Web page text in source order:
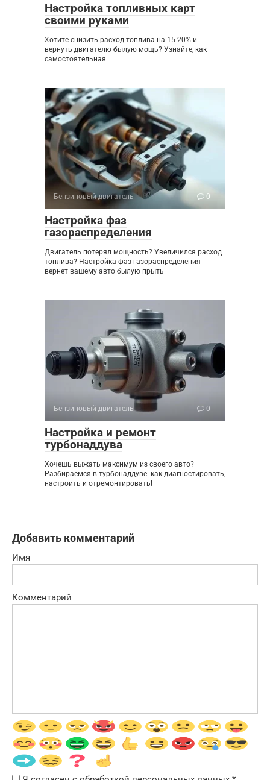
Настройка топливных карт
своими руками
Хотите снизить расход топлива на 15-20% и
вернуть двигателю былую мощь? Узнайте, как
самостоятельная
Бензиновый двигатель 0
Настройка фаз
газораспределения
Двигатель потерял мощность? Увеличился расход
топлива? Настройка фаз газораспределения
вернет вашему авто былую прыть
Бензиновый двигатель 0
Настройка и ремонт
турбонаддува
Хочешь выжать максимум из своего авто?
Разбираемся в турбонаддуве: как диагностировать,
настроить и отремонтировать!
Добавить комментарий
Имя
Комментарий